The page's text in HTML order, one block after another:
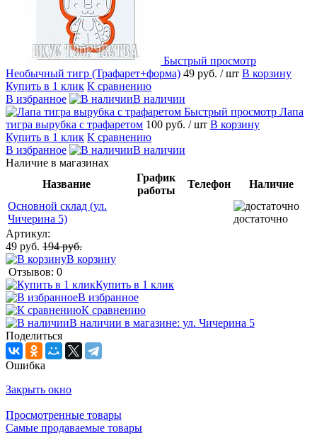
Быстрый просмотр
Необычный тигр (Трафарет+форма) 49 руб. / шт В корзину
Купить в 1 клик К сравнению
В избранное
В наличии
Быстрый просмотр Лапа
тигра вырубка с трафаретом 100 руб. / шт В корзину
Купить в 1 клик К сравнению
В избранное
В наличии
Наличие в магазинах
Название
График
работы
Телефон
Наличие
Основной склад (ул.
Чичерина 5)
достаточно
Артикул:
49 руб. 194 руб.
В корзину
Отзывов: 0
Купить в 1 клик
В избранное
К сравнению
В наличии в магазине: ул. Чичерина 5
Поделиться
Ошибка
Закрыть окно
Просмотренные товары
Самые продаваемые товары